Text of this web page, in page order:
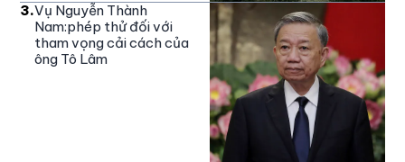
3.Vụ Nguyễn Thành
Nam:phép thử đối với
tham vọng cải cách của
ông Tô Lâm